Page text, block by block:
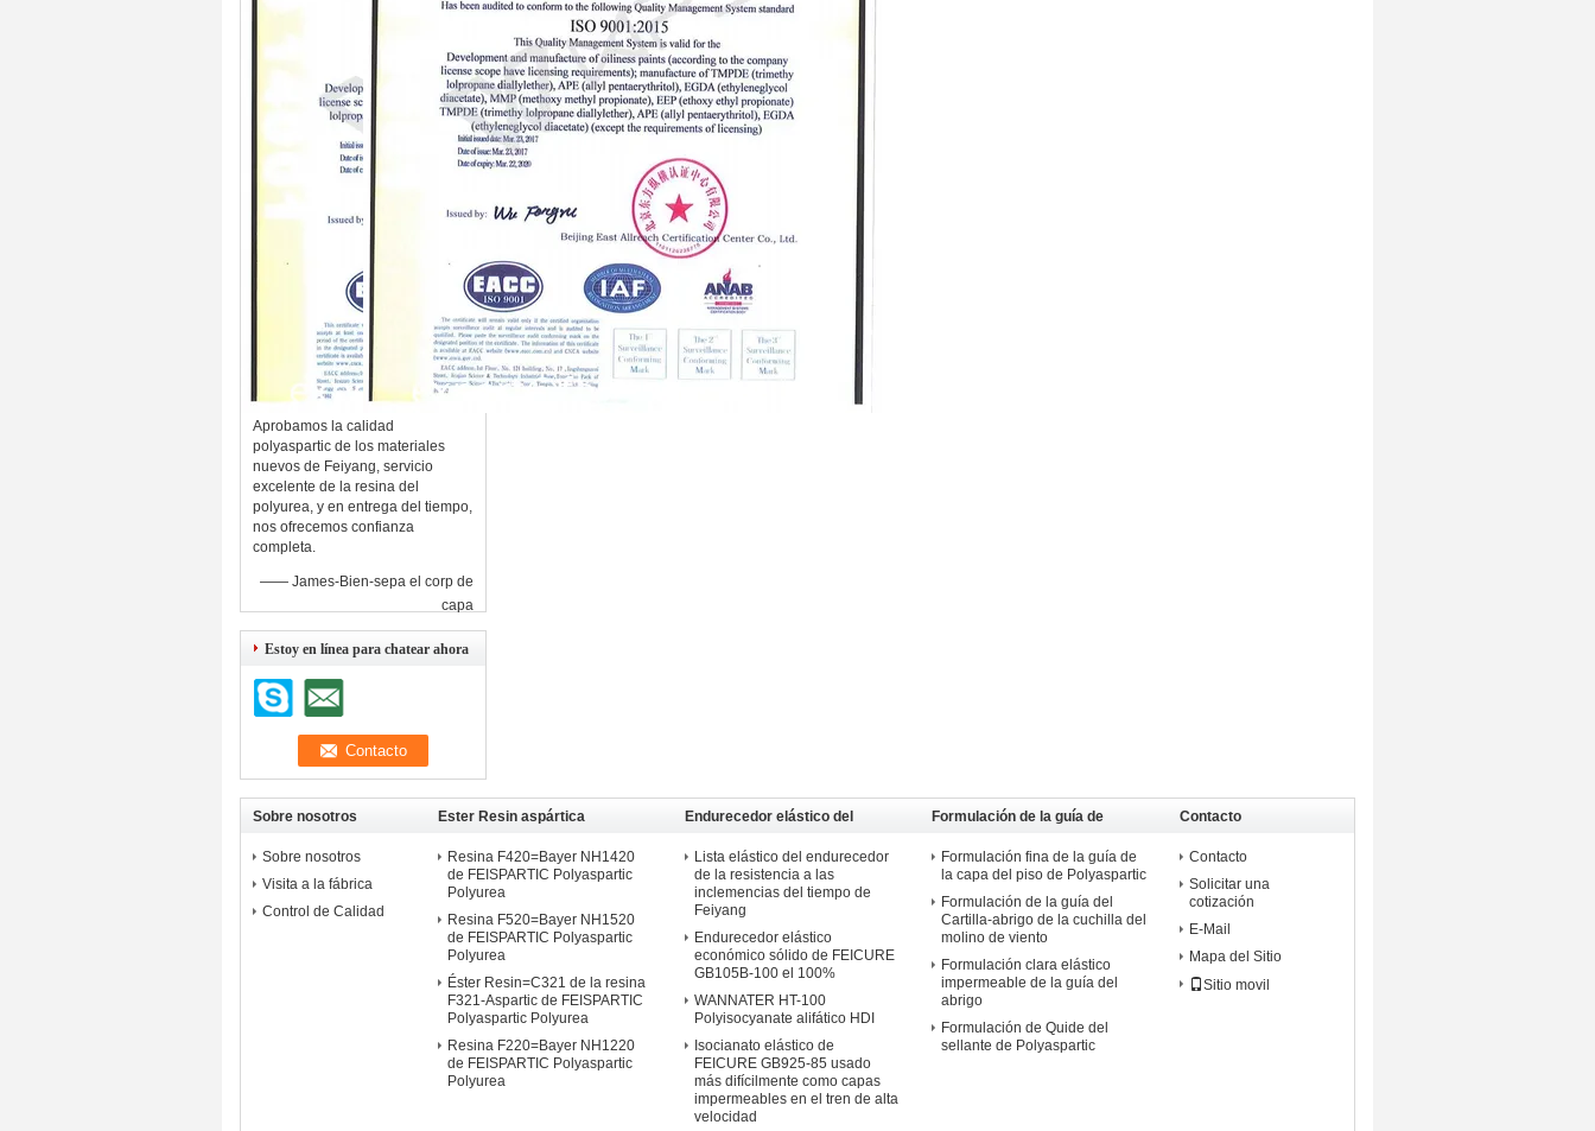
Aprobamos la calidad
polyaspartic de los materiales
nuevos de Feiyang, servicio
excelente de la resina del
polyurea, y en entrega del tiempo,
nos ofrecemos confianza
completa.
—— James-Bien-sepa el corp de
capa
Estoy en línea para chatear ahora
Sobre nosotros
Sobre nosotros
Visita a la fábrica
Control de Calidad
Ester Resin aspártica
Resina F420=Bayer NH1420
de FEISPARTIC Polyaspartic
Polyurea
Resina F520=Bayer NH1520
de FEISPARTIC Polyaspartic
Polyurea
Éster Resin=C321 de la resina
F321-Aspartic de FEISPARTIC
Polyaspartic Polyurea
Resina F220=Bayer NH1220
de FEISPARTIC Polyaspartic
Polyurea
Endurecedor elástico del
isocianato
Lista elástico del endurecedor
de la resistencia a las
inclemencias del tiempo de
Feiyang
Endurecedor elástico
económico sólido de FEICURE
GB105B-100 el 100%
WANNATER HT-100
Polyisocyanate alifático HDI
Isocianato elástico de
FEICURE GB925-85 usado
más difícilmente como capas
impermeables en el tren de alta
velocidad
Formulación de la guía de
Polyaspartic
Formulación fina de la guía de
la capa del piso de Polyaspartic
Formulación de la guía del
Cartilla-abrigo de la cuchilla del
molino de viento
Formulación clara elástico
impermeable de la guía del
abrigo
Formulación de Quide del
sellante de Polyaspartic
Contacto
Contacto
Solicitar una
cotización
E-Mail
Mapa del Sitio
Sitio movil